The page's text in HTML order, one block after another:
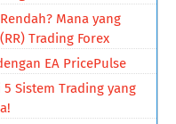
Mana yang
Trading Forex
EA PricePulse
Sistem Trading yang